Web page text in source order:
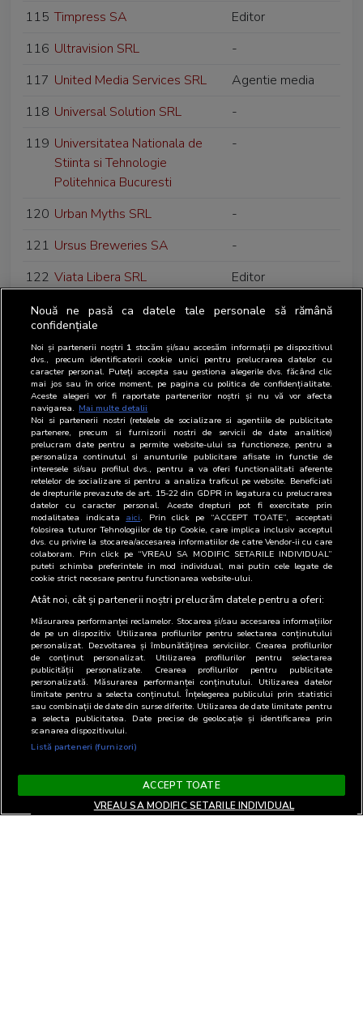
115 Timpress SA
Editor
116 Ultravision SRL
-
117 United Media Services SRL
Agentie media
118 Universal Solution SRL
-
119 Universitatea Nationala de
Stiinta si Tehnologie
Politehnica Bucuresti
-
120 Urban Myths SRL
-
121 Ursus Breweries SA
-
122 Viata Libera SRL
Editor
123 Vodafone Romania SA
-
124
Volovici Petru - PFA
-
125 Wavemaker Romania SRL
Agentie media
126 Way Advertise Production
SRL
-
127 Wink Network SRL
-
128 WPP Media Romania S.R.L
-
129 X si Zero Media SRL
-
130 Zdrovit Romania SRL
-
131 ZYX Publishing Group SRL -
Nouă ne pasă ca datele tale personale să rămână
confidențiale
Noi și partenerii noștri 1 stocăm și/sau accesăm informații pe dispozitivul
dvs., precum identificatorii cookie unici pentru prelucrarea datelor cu
caracter personal. Puteți accepta sau gestiona alegerile dvs. făcând clic
mai jos sau în orice moment, pe pagina cu politica de confidențialitate.
Aceste alegeri vor fi raportate partenerilor noștri și nu vă vor afecta
navigarea. Mai multe detalii
Noi si partenerii nostri (retelele de socializare si agentiile de publicitate
partenere, precum si furnizorii nostri de servicii de date analitice)
prelucram date pentru a permite website-ului sa functioneze, pentru a
personaliza continutul si anunturile publicitare afisate in functie de
interesele si/sau profilul dvs., pentru a va oferi functionalitati aferente
retelelor de socializare si pentru a analiza traficul pe website. Beneficiati
de drepturile prevazute de art. 15-22 din GDPR in legatura cu prelucrarea
datelor cu caracter personal. Aceste drepturi pot fi exercitate prin
modalitatea indicata aici. Prin click pe “ACCEPT TOATE”, acceptati
folosirea tuturor Tehnologiilor de tip Cookie, care implica inclusiv acceptul
dvs. cu privire la stocarea/accesarea informatiilor de catre Vendor-ii cu care
colaboram. Prin click pe “VREAU SA MODIFIC SETARILE INDIVIDUAL”
puteti schimba preferintele in mod individual, mai putin cele legate de
cookie strict necesare pentru functionarea website-ului.
Atât noi, cât și partenerii noștri prelucrăm datele pentru a oferi:
Măsurarea performanței reclamelor. Stocarea și/sau accesarea informațiilor
de pe un dispozitiv. Utilizarea profilurilor pentru selectarea conținutului
personalizat. Dezvoltarea și îmbunătățirea serviciilor. Crearea profilurilor
de conținut personalizat. Utilizarea profilurilor pentru selectarea
publicității personalizate. Crearea profilurilor pentru publicitate
personalizată. Măsurarea performanței conținutului. Utilizarea datelor
limitate pentru a selecta conținutul. Înțelegerea publicului prin statistici
sau combinații de date din surse diferite. Utilizarea de date limitate pentru
a selecta publicitatea. Date precise de geolocație și identificarea prin
scanarea dispozitivului.
Listă parteneri (furnizori)
ACCEPT TOATE
VREAU SA MODIFIC SETARILE INDIVIDUAL